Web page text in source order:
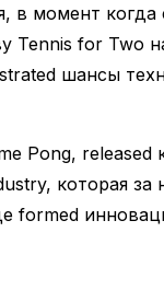
в момент
Tennis for Two
шансы
Pong, released
которая за